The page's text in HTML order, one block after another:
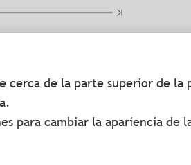
cerca de la parte superior de la
para cambiar la apariencia de